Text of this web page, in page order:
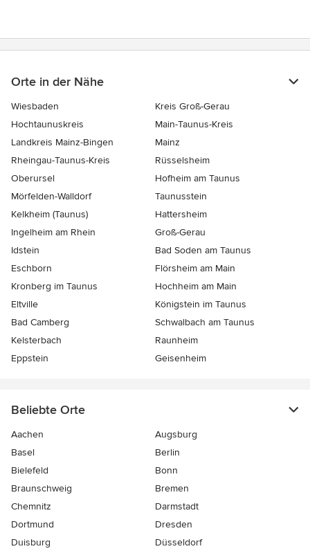
Orte in der Nähe
Wiesbaden
Kreis Groß-Gerau
Hochtaunuskreis
Main-Taunus-Kreis
Landkreis Mainz-Bingen
Mainz
Rheingau-Taunus-Kreis
Rüsselsheim
Oberursel
Hofheim am Taunus
Mörfelden-Walldorf
Taunusstein
Kelkheim (Taunus)
Hattersheim
Ingelheim am Rhein
Groß-Gerau
Idstein
Bad Soden am Taunus
Eschborn
Flörsheim am Main
Kronberg im Taunus
Hochheim am Main
Eltville
Königstein im Taunus
Bad Camberg
Schwalbach am Taunus
Kelsterbach
Raunheim
Eppstein
Geisenheim
Beliebte Orte
Aachen
Augsburg
Basel
Berlin
Bielefeld
Bonn
Braunschweig
Bremen
Chemnitz
Darmstadt
Dortmund
Dresden
Duisburg
Düsseldorf